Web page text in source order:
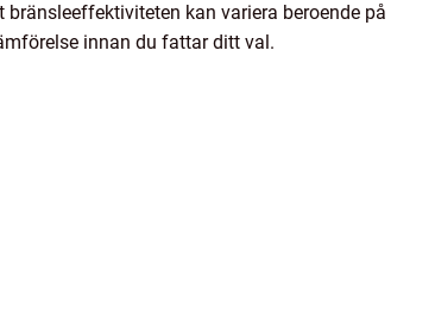
kan variera beroende på
innan du fattar ditt val.